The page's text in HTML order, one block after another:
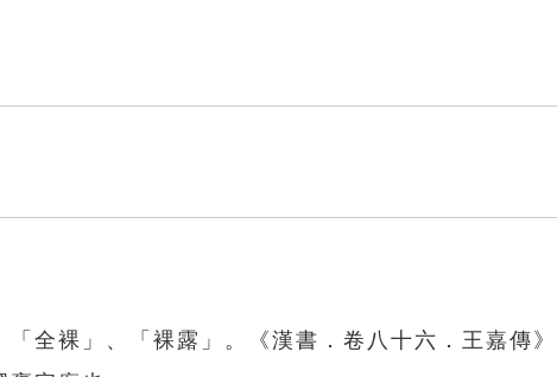
「全裸」、「裸露」。《漢書．卷八十六．王嘉傳